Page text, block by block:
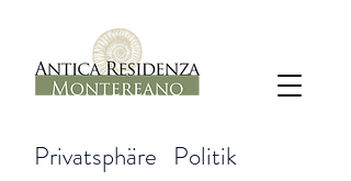
Privatsphäre Politik